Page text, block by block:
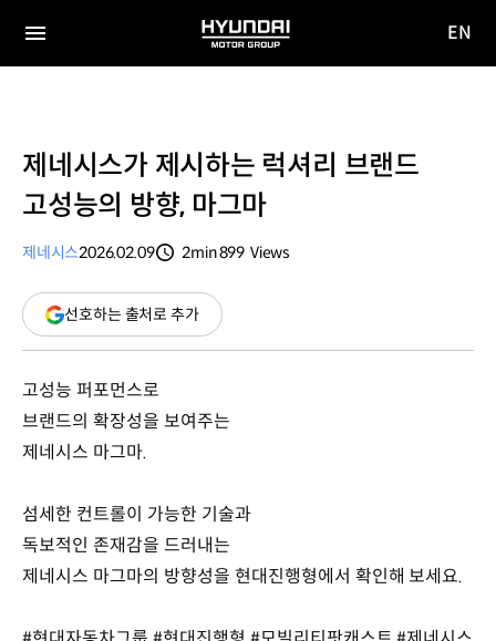
전체
HYUNDAI
MOTOR
EN
제네시스가 제시하는 럭셔리 브랜드
고성능의 방향, 마그마
제네시스2026.02.09
2min899 Views
선호하는 출처로 추가(새
창
고성능 퍼포먼스로
브랜드의 확장성을 보여주는
제네시스 마그마.
섬세한 컨트롤이 가능한 기술과
독보적인 존재감을 드러내는
제네시스 마그마의 방향성을 현대진행형에서 확인해 보세요.